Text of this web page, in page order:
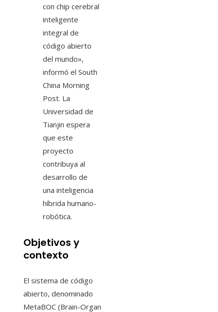
con chip cerebral
inteligente
integral de
código abierto
del mundo»,
informó el South
China Morning
Post. La
Universidad de
Tianjin espera
que este
proyecto
contribuya al
desarrollo de
una inteligencia
híbrida humano-
robótica.
Objetivos y
contexto
El sistema de código
abierto, denominado
MetaBOC (Brain-Organ